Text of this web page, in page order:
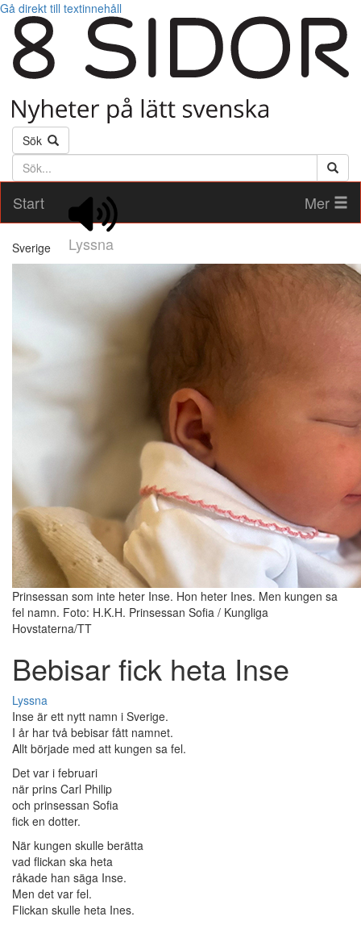
Gå direkt till textinnehåll
Sök
Söktext
Start
Lyssna
Mer
Sverige
Prinsessan som inte heter Inse. Hon heter Ines. Men kungen sa
fel namn. Foto: H.K.H. Prinsessan Sofia / Kungliga
Hovstaterna/TT
Bebisar fick heta Inse
Lyssna
Inse är ett nytt namn i Sverige.
I år har två bebisar fått namnet.
Allt började med att kungen sa fel.
Det var i februari
när prins Carl Philip
och prinsessan Sofia
fick en dotter.
När kungen skulle berätta
vad flickan ska heta
råkade han säga Inse.
Men det var fel.
Flickan skulle heta Ines.